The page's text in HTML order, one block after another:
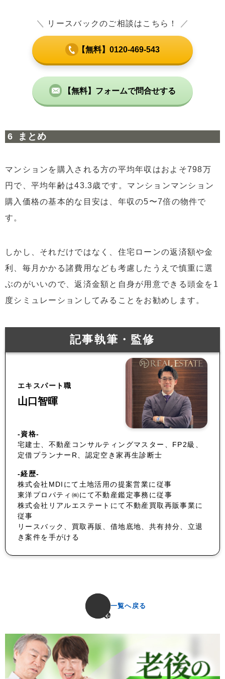
＼ リースバックのご相談はこちら！ ／
【無料】0120-469-543
【無料】フォームで問合せする
まとめ
マンションを購入される方の平均年収はおよそ798万
円で、平均年齢は43.3歳です。マンションマンション
購入価格の基本的な目安は、年収の5〜7倍の物件で
す。
しかし、それだけではなく、住宅ローンの返済額や金
利、毎月かかる諸費用なども考慮したうえで慎重に選
ぶのがいいので、返済金額と自身が用意できる頭金を1
度シミュレーションしてみることをお勧めします。
記事執筆・監修
エキスパート職
山口智暉
-資格-
宅建士、不動産コンサルティングマスター、FP2級、
定借プランナーR、認定空き家再生診断士
-経歴-
株式会社MDIにて土地活用の提案営業に従事
東洋プロパティ㈱にて不動産鑑定事務に従事
株式会社リアルエステートにて不動産買取再販事業に
従事
リースバック、買取再販、借地底地、共有持分、立退
き案件を手がける
一覧へ戻る